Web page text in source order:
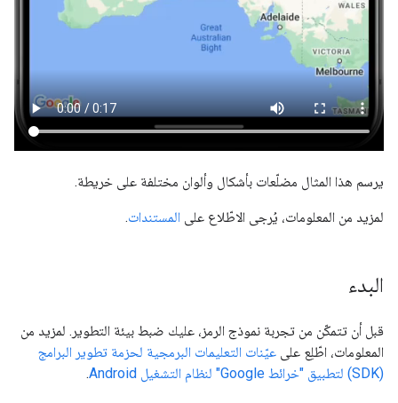
يرسم هذا المثال مضلّعات بأشكال وألوان مختلفة على خريطة.
لمزيد من المعلومات، يُرجى الاطّلاع على المستندات.
البدء
قبل أن تتمكّن من تجربة نموذج الرمز، عليك ضبط بيئة التطوير. لمزيد من
المعلومات، اطّلِع على عيّنات التعليمات البرمجية لحزمة تطوير البرامج
(SDK) لتطبيق "خرائط Google" لنظام التشغيل Android
.